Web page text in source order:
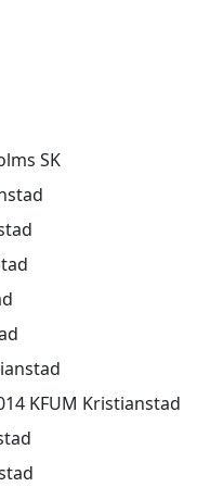
SK
KFUM Kristianstad